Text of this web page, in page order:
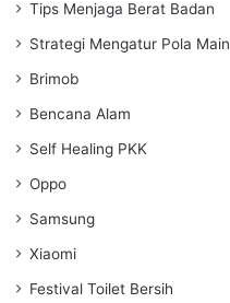
Tips Menjaga Berat Badan
Strategi Mengatur Pola Main
Brimob
Bencana Alam
Self Healing PKK
Oppo
Samsung
Xiaomi
Festival Toilet Bersih